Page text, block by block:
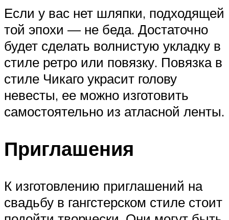
Если у вас нет шляпки, подходящей
той эпохи — не беда. Достаточно
будет сделать волнистую укладку в
стиле ретро или повязку. Повязка в
стиле Чикаго украсит голову
невесты, ее можно изготовить
самостоятельно из атласной ленты.
Приглашения
К изготовлению приглашений на
свадьбу в гангстерском стиле стоит